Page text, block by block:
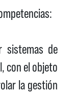
sistemas de
con el objeto
la gestión